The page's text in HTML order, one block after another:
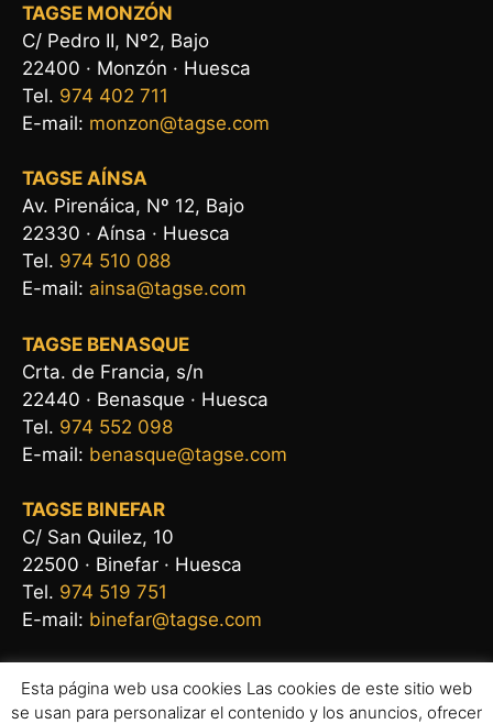
TAGSE MONZÓN
C/ Pedro II, Nº2, Bajo
22400 · Monzón · Huesca
Tel. 974 402 711
E-mail: monzon@tagse.com
TAGSE AÍNSA
Av. Pirenáica, Nº 12, Bajo
22330 · Aínsa · Huesca
Tel. 974 510 088
E-mail: ainsa@tagse.com
TAGSE BENASQUE
Crta. de Francia, s/n
22440 · Benasque · Huesca
Tel. 974 552 098
E-mail: benasque@tagse.com
TAGSE BINEFAR
C/ San Quilez, 10
22500 · Binefar · Huesca
Tel. 974 519 751
E-mail: binefar@tagse.com
Esta página web usa cookies Las cookies de este sitio web
se usan para personalizar el contenido y los anuncios, ofrecer